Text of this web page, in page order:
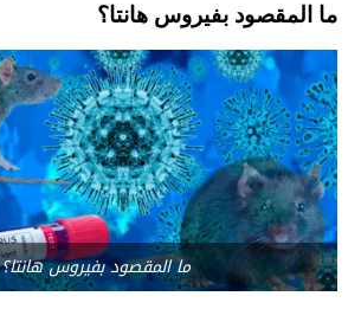
ما المقصود بفيروس هانتا؟
ما المقصود بفيروس هانتا؟